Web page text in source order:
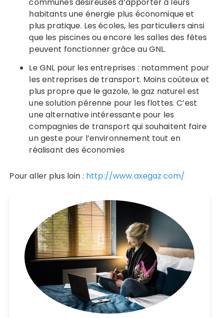
habitants une énergie plus économique et
plus pratique. Les écoles, les particuliers ainsi
que les piscines ou encore les salles des fêtes
peuvent fonctionner grâce au GNL.
Le GNL pour les entreprises : notamment pour
les entreprises de transport. Moins coûteux et
plus propre que le gazole, le gaz naturel est
une solution pérenne pour les flottes. C’est
une alternative intéressante pour les
compagnies de transport qui souhaitent faire
un geste pour l’environnement tout en
réalisant des économies
Pour aller plus loin : http://www.axegaz.com/